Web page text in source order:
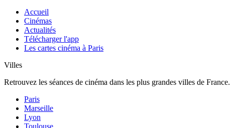
Accueil
Cinémas
Actualités
Télécharger l'app
Les cartes cinéma à Paris
Villes
Retrouvez les séances de cinéma dans les plus grandes villes de France.
Paris
Marseille
Lyon
Toulouse